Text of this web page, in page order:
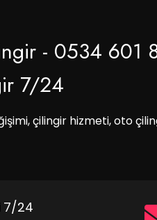
- 0534 601
7/24
çilingir hizmeti, oto
7/24